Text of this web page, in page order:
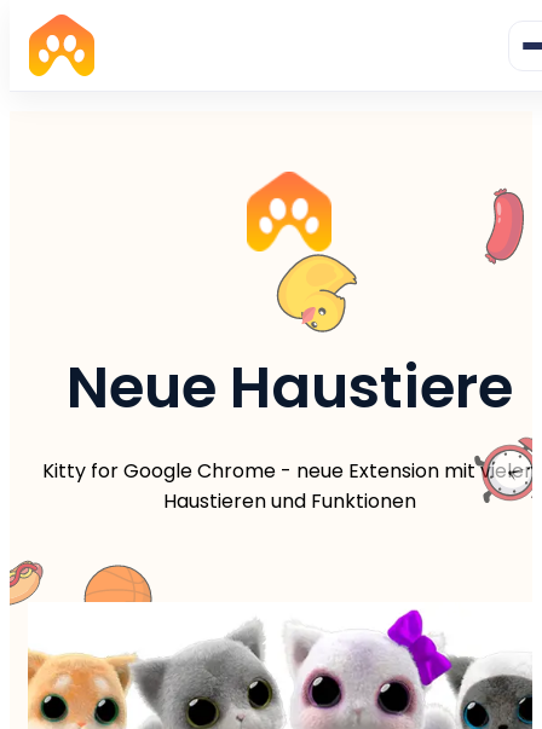
Neue Haustiere
Kitty for Google Chrome - neue Extension mit vielen
Haustieren und Funktionen